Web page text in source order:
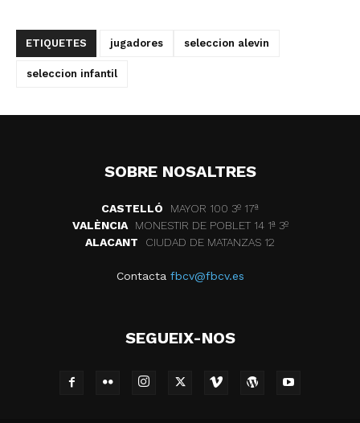
ETIQUETES jugadores seleccion alevin
seleccion infantil
SOBRE NOSALTRES
CASTELLÓ
MAYOR 100 3º 17ª
VALÈNCIA
MONESTIR DE POBLET 14 1ª 3º
ALACANT
CIUDAD DE MATANZAS 12
Contacta fbcv@fbcv.es
SEGUEIX-NOS